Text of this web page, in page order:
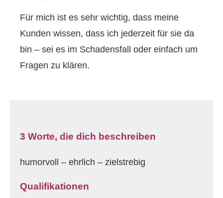
Für mich ist es sehr wichtig, dass meine
Kunden wissen, dass ich jederzeit für sie da
bin – sei es im Schadensfall oder einfach um
Fragen zu klären.
3 Worte, die dich beschreiben
humorvoll – ehrlich – zielstrebig
Qualifikationen